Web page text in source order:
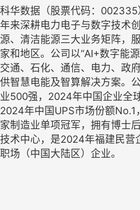
科华数据（股票代码：
年来深耕电力电子与数字技术
源、清洁能源三大业务矩阵，
家和地区。公司以“AI+数字能
交通、石化、通信、电力、政
供智慧电能及智算解决方案。
业500强，2024年中国企业全
2024年中国UPS市场份额No.1
家制造业单项冠军，拥有博士
技术中心，是2024年福建民营
职场（中国大陆区）企业。